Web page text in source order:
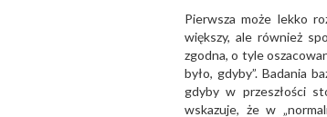
Pierwsza może lekko
większy, ale również
zgodna, o tyle
było, gdyby”. Badania
gdyby w przeszłości
wskazuje, że w